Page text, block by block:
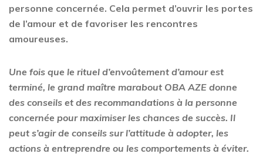
personne concernée. Cela permet d’ouvrir les portes
de l’amour et de favoriser les rencontres
amoureuses.
Une fois que le rituel d’envoûtement d’amour est
terminé, le grand maître marabout OBA AZE donne
des conseils et des recommandations à la personne
concernée pour maximiser les chances de succès. Il
peut s’agir de conseils sur l’attitude à adopter, les
actions à entreprendre ou les comportements à éviter.